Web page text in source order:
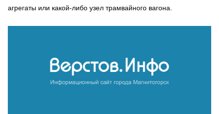
агрегаты или какой-либо узел трамвайного вагона.